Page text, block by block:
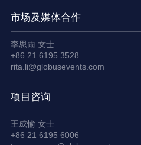
市场及媒体合作
李思雨 女士
+86 21 6195 3528
rita.li@globusevents.com
项目咨询
王成愉 女士
+86 21 6195 6006